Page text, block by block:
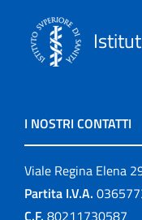
I NOSTRI CONTATTI
Viale Regina Elena
Partita I.V.A.
C.F. 80211730587